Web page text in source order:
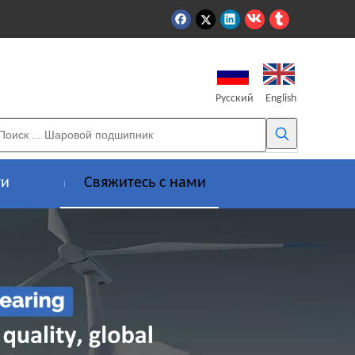
Pусский English
Свяжитесь с нами